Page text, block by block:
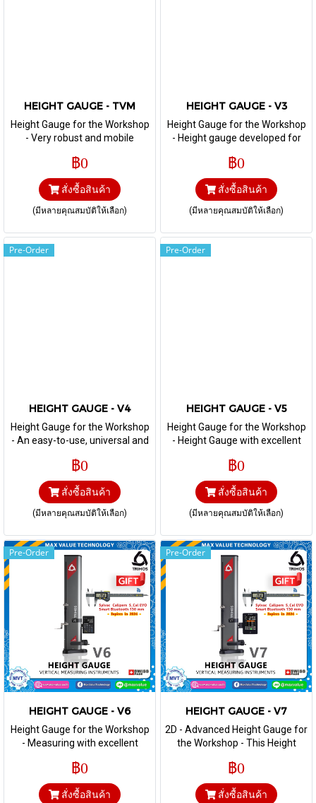
HEIGHT GAUGE - TVM
Height Gauge for the Workshop
- Very robust and mobile
measuring and tracing in
production environment.
฿0
สั่งซื้อสินค้า
(มีหลายคุณสมบัติให้เลือก)
HEIGHT GAUGE - V3
Height Gauge for the Workshop
- Height gauge developed for
environments.
฿0
สั่งซื้อสินค้า
(มีหลายคุณสมบัติให้เลือก)
Pre-Order
HEIGHT GAUGE - V4
Height Gauge for the Workshop
- An easy-to-use, universal and
most difficult workshop
environments.
฿0
สั่งซื้อสินค้า
(มีหลายคุณสมบัติให้เลือก)
Pre-Order
HEIGHT GAUGE - V5
Height Gauge for the Workshop
- Height Gauge with excellent
evolutionary displacement
handwheel offering its user the
choice of the displacement
mode of the measuring
carriage, either manual or
motor-driven.
฿0
สั่งซื้อสินค้า
(มีหลายคุณสมบัติให้เลือก)
Pre-Order
HEIGHT GAUGE - V6
Height Gauge for the Workshop
- Measuring with excellent
all essential functions for the
workshop
฿0
สั่งซื้อสินค้า
Pre-Order
HEIGHT GAUGE - V7
2D - Advanced Height Gauge for
the Workshop - This Height
technological innovation and
tradition. With their touch-
display and lateral insert
฿0
สั่งซื้อสินค้า